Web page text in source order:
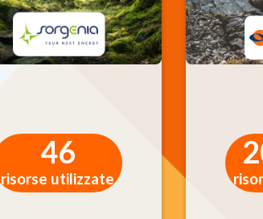
46
risorse utilizzate